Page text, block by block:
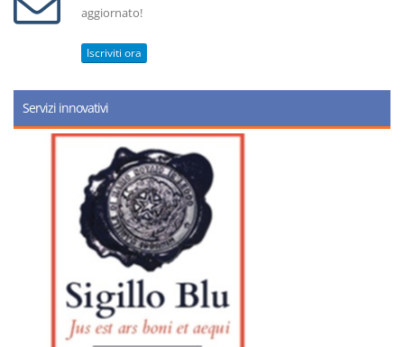
aggiornato!
Iscriviti ora
Servizi innovativi